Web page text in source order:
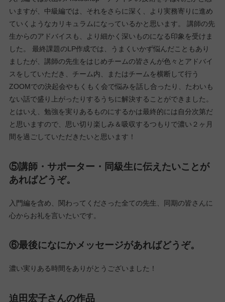
摘していただけるのは大きいと思います。
③特に印象に残っている思い出があれば教えて
ください。
Photoshopの使い方、大きな案件を手がける時の作業の進め方、
最後まで頑張る力、LPの感想で「ポチりたくなる」というお言葉
を沢山いただいたこと！チームのみんなで一緒に卒業できるこ
と。
ッセージをお願いします。
入門編では沢山のPhotoshop・デザインの技術を学ばれたかと思
ていくようなカリキュラムになっているかと思います。 講師の先
生からのアドバイスも、より細かく深いものになる印象を受けま
ましたが、講師の先生をはじめチームの皆さんが色々とアドバイ
ZOOMでの決起会やもくもく会で悩みを話し合ったり、たわいも
とはいえ、勉強を実りあるものにするかは最終的には自分次第だ